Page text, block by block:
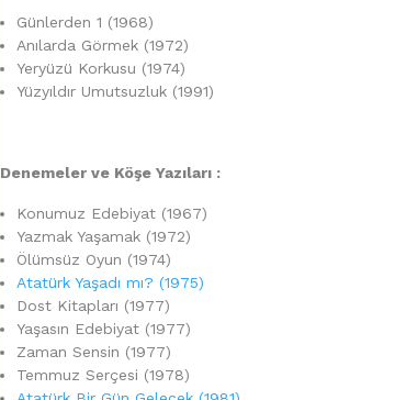
Günlerden 1 (1968)
Anılarda Görmek (1972)
Yeryüzü Korkusu (1974)
Yüzyıldır Umutsuzluk (1991)
Denemeler ve Köşe Yazıları :
Konumuz Edebiyat (1967)
Yazmak Yaşamak (1972)
Ölümsüz Oyun (1974)
Atatürk Yaşadı mı? (1975)
Dost Kitapları (1977)
Yaşasın Edebiyat (1977)
Zaman Sensin (1977)
Temmuz Serçesi (1978)